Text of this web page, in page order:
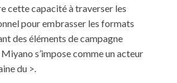
cette capacité à traverser les
pour embrasser les formats
des éléments de campagne
s’impose comme un acteur
du >.